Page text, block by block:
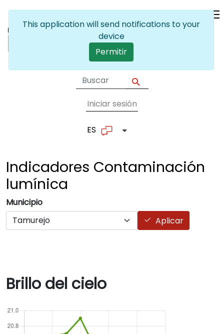
User account
Iniciar sesión
ES Lista adicional de
Indicadores Contaminación
lumínica
Municipio
Aplicar
Brillo del cielo
This application will send notifications to your
device
Permitir